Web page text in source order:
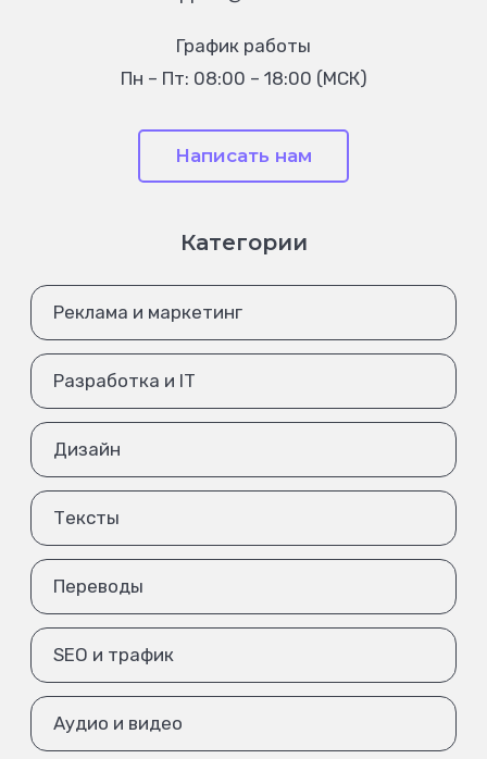
График работы
Пн – Пт: 08:00 – 18:00 (МСК)
Написать нам
Категории
Реклама и маркетинг
Разработка и IT
Дизайн
Тексты
Переводы
SEO и трафик
Аудио и видео